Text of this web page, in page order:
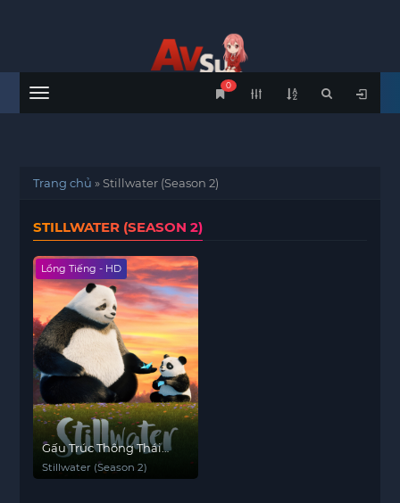
Menu
0
Trang chủ »Stillwater (Season 2)
STILLWATER (SEASON 2)
Lồng Tiếng - HD
Gấu Trúc Thông Thái
(Phần 2)
Stillwater (Season 2)